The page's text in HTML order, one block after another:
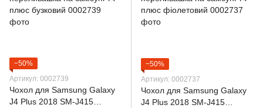
−50%
Артикул: 0002739
Чохол для Samsung Galaxy
J4 Plus 2018 SM-J415
−50%
Артикул: 0002737
Чохол для Samsung Galaxy
J4 Plus 2018 SM-J415